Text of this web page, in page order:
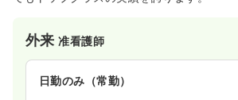
外来准看護師
日勤のみ（常勤）